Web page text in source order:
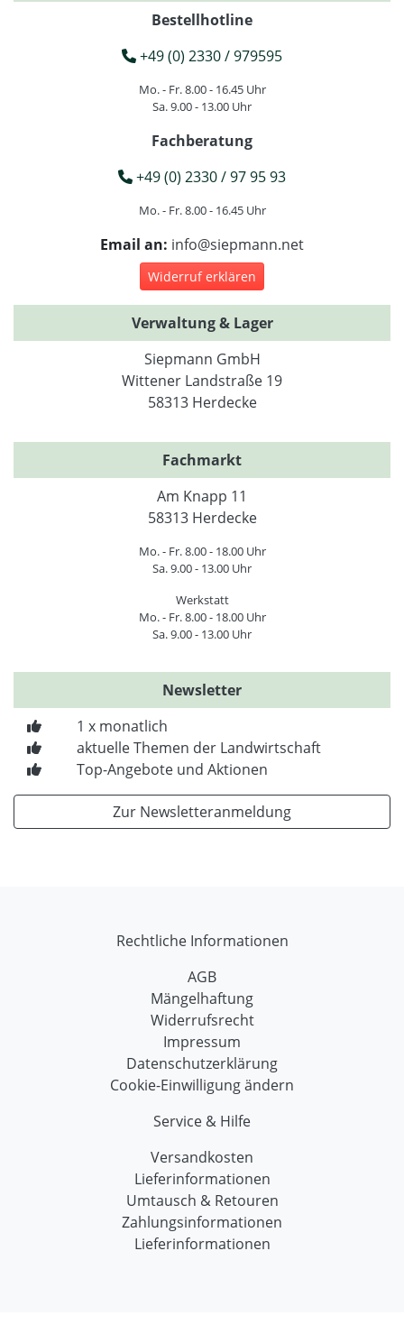
Bestellhotline
+49 (0) 2330 / 979595
Mo. - Fr. 8.00 - 16.45 Uhr
Sa. 9.00 - 13.00 Uhr
Fachberatung
+49 (0) 2330 / 97 95 93
Mo. - Fr. 8.00 - 16.45 Uhr
Email an: info@siepmann.net
Widerruf erklären
Verwaltung & Lager
Siepmann GmbH
Wittener Landstraße 19
58313 Herdecke
Fachmarkt
Am Knapp 11
58313 Herdecke
Mo. - Fr. 8.00 - 18.00 Uhr
Sa. 9.00 - 13.00 Uhr
Werkstatt
Mo. - Fr. 8.00 - 18.00 Uhr
Sa. 9.00 - 13.00 Uhr
Newsletter
1 x monatlich
aktuelle Themen der Landwirtschaft
Top-Angebote und Aktionen
Zur Newsletteranmeldung
Rechtliche Informationen
AGB
Mängelhaftung
Widerrufsrecht
Impressum
Datenschutzerklärung
Cookie-Einwilligung ändern
Service & Hilfe
Versandkosten
Lieferinformationen
Umtausch & Retouren
Zahlungsinformationen
Lieferinformationen